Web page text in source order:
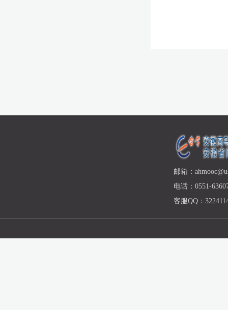
邮箱：
电话：0551-
客服QQ：